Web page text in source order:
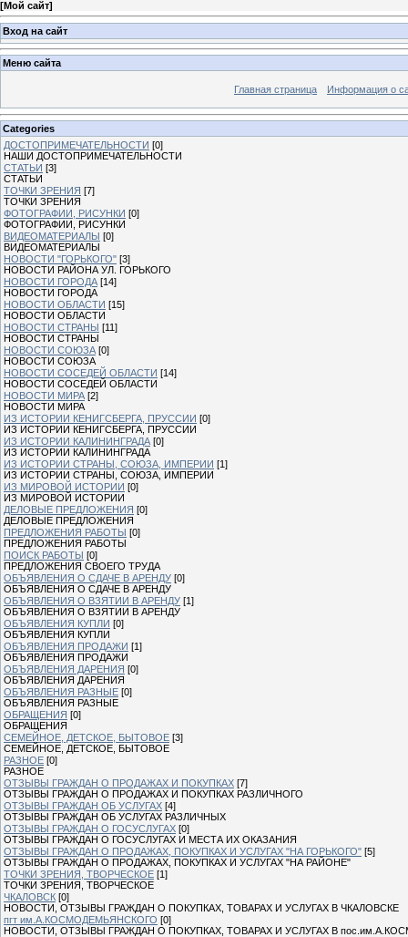
[Мой сайт]
Вход на сайт
Меню сайта
Главная страница Информация о
Categories
ДОСТОПРИМЕЧАТЕЛЬНОСТИ [0]
НАШИ ДОСТОПРИМЕЧАТЕЛЬНОСТИ
СТАТЬИ [3]
СТАТЬИ
ТОЧКИ ЗРЕНИЯ [7]
ТОЧКИ ЗРЕНИЯ
ФОТОГРАФИИ, РИСУНКИ [0]
ФОТОГРАФИИ, РИСУНКИ
ВИДЕОМАТЕРИАЛЫ [0]
ВИДЕОМАТЕРИАЛЫ
НОВОСТИ "ГОРЬКОГО" [3]
НОВОСТИ РАЙОНА УЛ. ГОРЬКОГО
НОВОСТИ ГОРОДА [14]
НОВОСТИ ГОРОДА
НОВОСТИ ОБЛАСТИ [15]
НОВОСТИ ОБЛАСТИ
НОВОСТИ СТРАНЫ [11]
НОВОСТИ СТРАНЫ
НОВОСТИ СОЮЗА [0]
НОВОСТИ СОЮЗА
НОВОСТИ СОСЕДЕЙ ОБЛАСТИ [14]
НОВОСТИ СОСЕДЕЙ ОБЛАСТИ
НОВОСТИ МИРА [2]
НОВОСТИ МИРА
ИЗ ИСТОРИИ КЕНИГСБЕРГА, ПРУССИИ [0]
ИЗ ИСТОРИИ КЕНИГСБЕРГА, ПРУССИИ
ИЗ ИСТОРИИ КАЛИНИНГРАДА [0]
ИЗ ИСТОРИИ КАЛИНИНГРАДА
ИЗ ИСТОРИИ СТРАНЫ, СОЮЗА, ИМПЕРИИ [1]
ИЗ ИСТОРИИ СТРАНЫ, СОЮЗА, ИМПЕРИИ
ИЗ МИРОВОЙ ИСТОРИИ [0]
ИЗ МИРОВОЙ ИСТОРИИ
ДЕЛОВЫЕ ПРЕДЛОЖЕНИЯ [0]
ДЕЛОВЫЕ ПРЕДЛОЖЕНИЯ
ПРЕДЛОЖЕНИЯ РАБОТЫ [0]
ПРЕДЛОЖЕНИЯ РАБОТЫ
ПОИСК РАБОТЫ [0]
ПРЕДЛОЖЕНИЯ СВОЕГО ТРУДА
ОБЪЯВЛЕНИЯ О СДАЧЕ В АРЕНДУ [0]
ОБЪЯВЛЕНИЯ О СДАЧЕ В АРЕНДУ
ОБЪЯВЛЕНИЯ О ВЗЯТИИ В АРЕНДУ [1]
ОБЪЯВЛЕНИЯ О ВЗЯТИИ В АРЕНДУ
ОБЪЯВЛЕНИЯ КУПЛИ [0]
ОБЪЯВЛЕНИЯ КУПЛИ
ОБЪЯВЛЕНИЯ ПРОДАЖИ [1]
ОБЪЯВЛЕНИЯ ПРОДАЖИ
ОБЪЯВЛЕНИЯ ДАРЕНИЯ [0]
ОБЪЯВЛЕНИЯ ДАРЕНИЯ
ОБЪЯВЛЕНИЯ РАЗНЫЕ [0]
ОБЪЯВЛЕНИЯ РАЗНЫЕ
ОБРАЩЕНИЯ [0]
ОБРАЩЕНИЯ
СЕМЕЙНОЕ, ДЕТСКОЕ, БЫТОВОЕ [3]
СЕМЕЙНОЕ, ДЕТСКОЕ, БЫТОВОЕ
РАЗНОЕ [0]
РАЗНОЕ
ОТЗЫВЫ ГРАЖДАН О ПРОДАЖАХ И ПОКУПКАХ [7]
ОТЗЫВЫ ГРАЖДАН О ПРОДАЖАХ И ПОКУПКАХ РАЗЛИЧНОГО
ОТЗЫВЫ ГРАЖДАН ОБ УСЛУГАХ [4]
ОТЗЫВЫ ГРАЖДАН ОБ УСЛУГАХ РАЗЛИЧНЫХ
ОТЗЫВЫ ГРАЖДАН О ГОСУСЛУГАХ [0]
ОТЗЫВЫ ГРАЖДАН О ГОСУСЛУГАХ И МЕСТА ИХ ОКАЗАНИЯ
ОТЗЫВЫ ГРАЖДАН О ПРОДАЖАХ, ПОКУПКАХ И УСЛУГАХ "НА ГОРЬКОГО" [5]
ОТЗЫВЫ ГРАЖДАН О ПРОДАЖАХ, ПОКУПКАХ И УСЛУГАХ "НА РАЙОНЕ"
ТОЧКИ ЗРЕНИЯ, ТВОРЧЕСКОЕ [1]
ТОЧКИ ЗРЕНИЯ, ТВОРЧЕСКОЕ
ЧКАЛОВСК [0]
НОВОСТИ, ОТЗЫВЫ ГРАЖДАН О ПОКУПКАХ, ТОВАРАХ И УСЛУГАХ В ЧКАЛОВСКЕ
пгт им.А.КОСМОДЕМЬЯНСКОГО [0]
НОВОСТИ, ОТЗЫВЫ ГРАЖДАН О ПОКУПКАХ, ТОВАРАХ И УСЛУГАХ В